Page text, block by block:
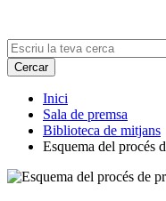
Inici
Sala de premsa
Biblioteca de mitjans
Esquema del procés